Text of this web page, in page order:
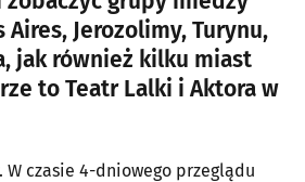
Jerozolimy, Turynu,
jak również kilku miast
to Teatr Lalki i Aktora w
W czasie 4-dniowego przeglądu